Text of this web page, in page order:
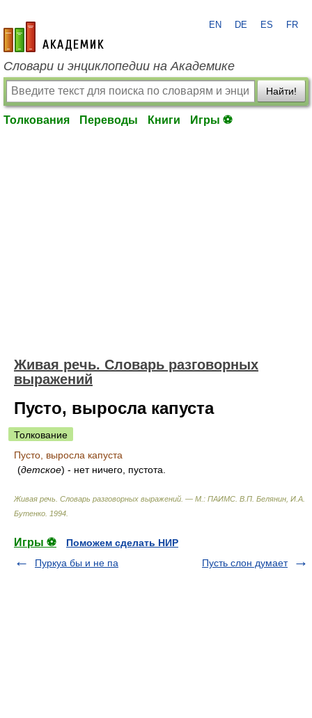
academic.ru
EN DE ES FR
Словари и энциклопедии на Академике
Найти!
Толкования Переводы Книги Игры ⚽
Живая речь. Словарь разговорных
выражений
Пусто, выросла капуста
Толкование
Пусто, выросла капуста
(детское) - нет ничего, пустота.
Живая речь. Словарь разговорных выражений. — М.: ПАИМС В.П. Белянин, И.А.
Бутенко 1994
Игры ⚽
Поможем сделать НИР
Пуркуа бы и не па
Пусть слон думает